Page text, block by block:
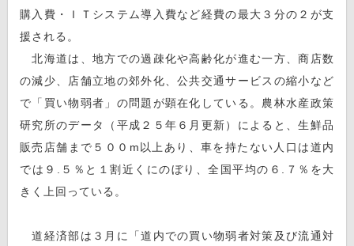
購入費・ＩＴシステム導入費など経費の最大３分の２が支
援される。
北海道は、地方での過疎化や高齢化が進む一方、商店数
の減少、店舗立地の郊外化、公共交通サービスの縮小など
で「買い物弱者」の問題が顕在化している。農林水産政策
研究所のデータ（平成２５年６月更新）によると、生鮮品
販売店舗まで５００m以上あり、車を持たない人口は道内
では９.５％と１割近くにのぼり、全国平均の６.７％を大
きく上回っている。
道経済部は３月に「道内での買い物弱者対策及び流通対